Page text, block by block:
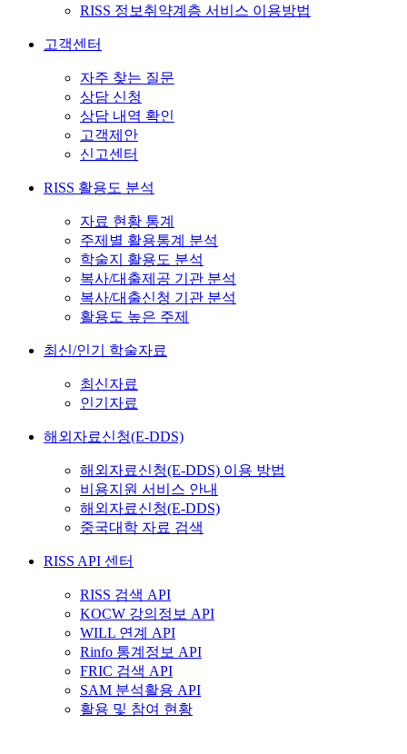
RISS 정보취약계층 서비스 이용방법
고객센터
자주 찾는 질문
상담 신청
상담 내역 확인
고객제안
신고센터
RISS 활용도 분석
자료 현황 통계
주제별 활용통계 분석
학술지 활용도 분석
복사/대출제공 기관 분석
복사/대출신청 기관 분석
활용도 높은 주제
최신/인기 학술자료
최신자료
인기자료
해외자료신청(E-DDS)
해외자료신청(E-DDS) 이용 방법
비용지원 서비스 안내
해외자료신청(E-DDS)
중국대학 자료 검색
RISS API 센터
RISS 검색 API
KOCW 강의정보 API
WILL 연계 API
Rinfo 통계정보 API
FRIC 검색 API
SAM 분석활용 API
활용 및 참여 현황